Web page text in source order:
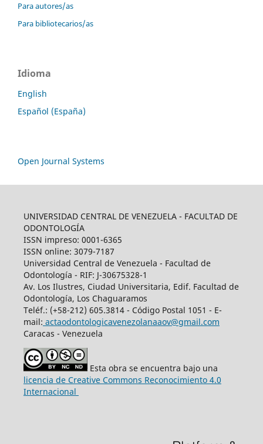
Para autores/as
Para bibliotecarios/as
Idioma
English
Español (España)
Open Journal Systems
UNIVERSIDAD CENTRAL DE VENEZUELA - FACULTAD DE
ODONTOLOGÍA
ISSN impreso: 0001-6365
ISSN online: 3079-7187
Universidad Central de Venezuela - Facultad de
Odontología - RIF: J-30675328-1
Av. Los Ilustres, Ciudad Universitaria, Edif. Facultad de
Odontología, Los Chaguaramos
Teléf.: (+58-212) 605.3814 - Código Postal 1051 - E-
mail: actaodontologicavenezolanaaov@gmail.com
Caracas - Venezuela
Esta obra se encuentra bajo una
licencia de Creative Commons Reconocimiento 4.0
Internacional